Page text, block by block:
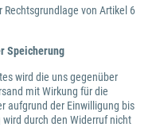
von Artikel 6
Speicherung
wird die uns gegenüber
mit Wirkung für die
aufgrund der Einwilligung bis
durch den Widerruf nicht